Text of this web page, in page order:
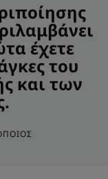
έχετε
του
και των